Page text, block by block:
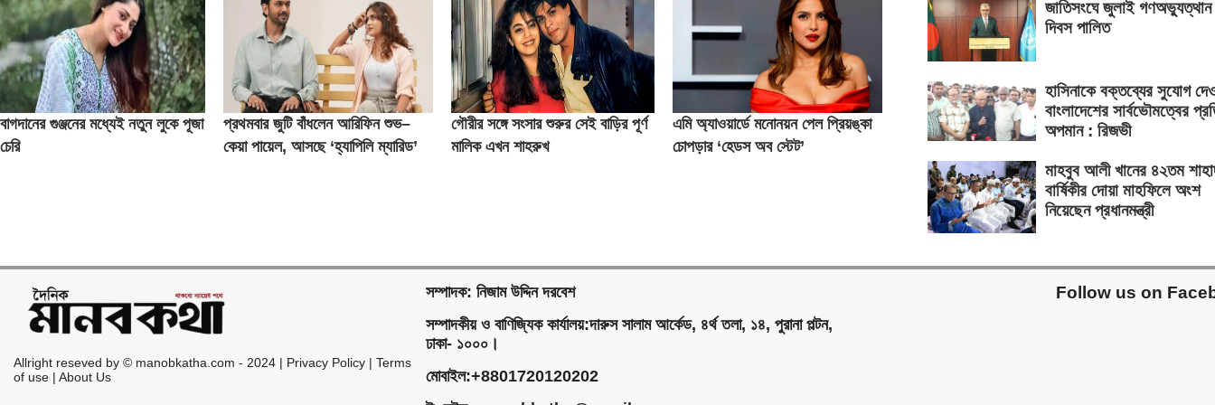
বাগদানের গুঞ্জনের মধ্যেই নতুন লুকে পূজা
চেরি
প্রথমবার জুটি বাঁধলেন আরিফিন শুভ–
কেয়া পায়েল, আসছে ‘হ্যাপিলি ম্যারিড’
গৌরীর সঙ্গে সংসার শুরুর সেই বাড়ির পূর্ণ
মালিক এখন শাহরুখ
এমি অ্যাওয়ার্ডে মনোনয়ন পেল প্রিয়ঙ্কা
চোপড়ার ‘হেডস অব স্টেট’
জাতিসংঘে জুলাই গণঅভ্যুত্থান
দিবস পালিত
হাসিনাকে বক্তব্যের সুযোগ
বাংলাদেশের সার্বভৌমত্বের
অপমান : রিজভী
মাহবুব আলী খানের ৪২তম
বার্ষিকীর দোয়া মাহফিলে অংশ
নিয়েছেন প্রধানমন্ত্রী
Allright reseved by © manobkatha.com - 2024 | Privacy Policy | Terms
of use | About Us
সম্পাদক: নিজাম উদ্দিন দরবেশ
সম্পাদকীয় ও বাণিজ্যিক কার্যালয়:দারুস সালাম আর্কেড, ৪র্থ তলা, ১৪, পুরানা পল্টন,
ঢাকা- ১০০০।
মোবাইল:+8801720120202
Follow us on